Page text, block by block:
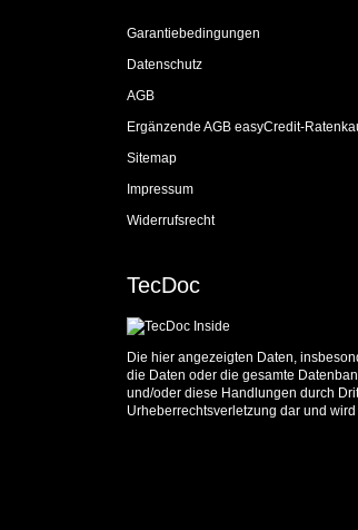
Garantiebedingungen
Datenschutz
AGB
Ergänzende AGB easyCredit-
Sitemap
Impressum
Widerrufsrecht
TecDoc
Die hier angezeigten Daten,
die Daten oder die gesamte
und/oder diese Handlungen durch
Urheberrechtsverletzung dar und